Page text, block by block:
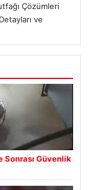
Çözümleri
ve
Sonrası Güvenlik